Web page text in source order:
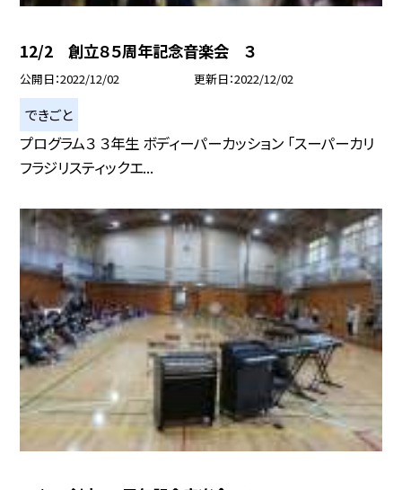
12/2 創立８５周年記念音楽会 ３
公開日 2022/12/02 更新日 2022/12/02
できごと
プログラム３ ３年生 ボディーパーカッション 「スーパーカリ
フラジリスティックエ...